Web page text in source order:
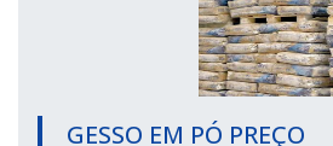
GESSO EM PÓ PREÇO